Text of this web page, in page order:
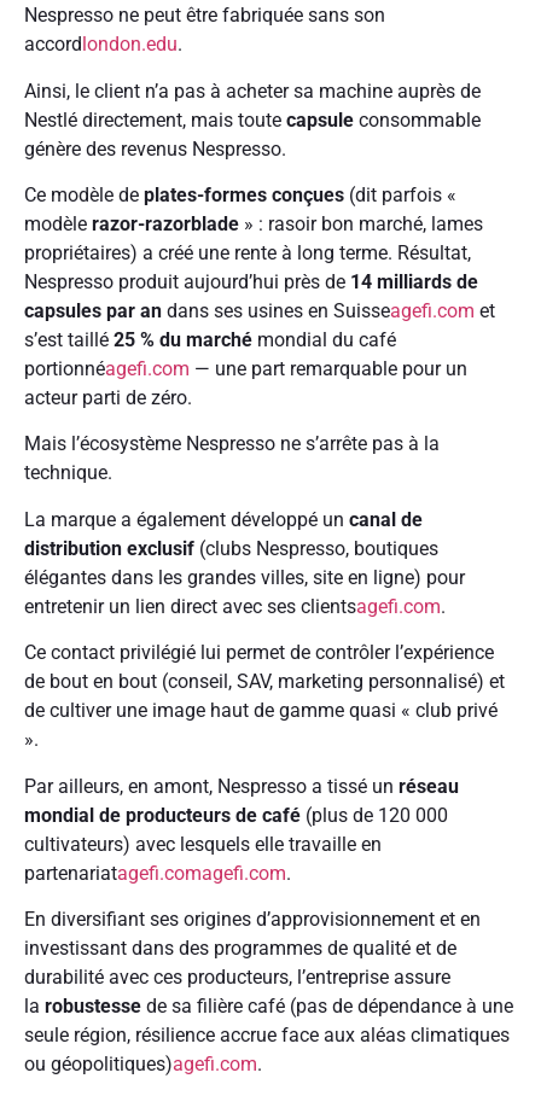
Nespresso ne peut être fabriquée sans son
accord london.edu.
Ainsi, le client n’a pas à acheter sa machine auprès de
Nestlé directement, mais toute capsule consommable
génère des revenus Nespresso.
Ce modèle de plates-formes conçues (dit parfois «
modèle razor-razorblade » : rasoir bon marché, lames
propriétaires) a créé une rente à long terme. Résultat,
Nespresso produit aujourd’hui près de 14 milliards de
capsules par an dans ses usines en Suisseagefi.com et
s’est taillé 25 % du marché mondial du café
portionnéagefi.com — une part remarquable pour un
acteur parti de zéro.
Mais l’écosystème Nespresso ne s’arrête pas à la
technique.
La marque a également développé un canal de
distribution exclusif (clubs Nespresso, boutiques
élégantes dans les grandes villes, site en ligne) pour
entretenir un lien direct avec ses clientsagefi.com.
Ce contact privilégié lui permet de contrôler l’expérience
de bout en bout (conseil, SAV, marketing personnalisé) et
de cultiver une image haut de gamme quasi « club privé
».
Par ailleurs, en amont, Nespresso a tissé un réseau
mondial de producteurs de café (plus de 120 000
cultivateurs) avec lesquels elle travaille en
partenariatagefi.comagefi.com.
En diversifiant ses origines d’approvisionnement et en
investissant dans des programmes de qualité et de
durabilité avec ces producteurs, l’entreprise assure
la robustesse de sa filière café (pas de dépendance à une
seule région, résilience accrue face aux aléas climatiques
ou géopolitiques)agefi.com.